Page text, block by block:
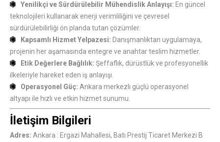
Yenilikçi ve Sürdürülebilir Mühendislik Anlayışı: En güncel
teknolojileri kullanarak enerji verimliliğini ve çevresel
sürdürülebilirliği ön planda tutan çözümler.
Kapsamlı Hizmet Yelpazesi: Danışmanlıktan uygulamaya,
projenin her aşamasında entegre ve anahtar teslim hizmetler.
Etik Değerlere Bağlılık: Şeffaflık, dürüstlük ve profesyonellik
ilkeleriyle hareket eden iş anlayışı.
Operasyonel Güç: Ankara merkezli güçlü operasyonel
altyapı ile hızlı ve etkin hizmet sunumu.
İletişim Bilgileri
Adres: Ankara : Ergazi Mahallesi, Batı Prestij Ticaret Merkezi B